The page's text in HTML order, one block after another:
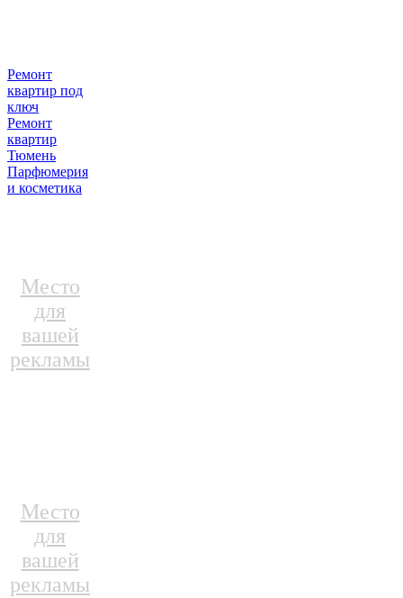
Ремонт
квартир под
ключ
Ремонт
квартир
Тюмень
Парфюмерия
и косметика
Место
для
вашей
рекламы
Место
для
вашей
рекламы